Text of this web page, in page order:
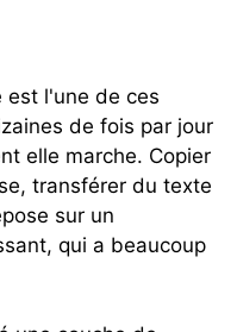
est l'une de ces
de fois par jour
elle marche. Copier
transférer du texte
sur un
qui a beaucoup